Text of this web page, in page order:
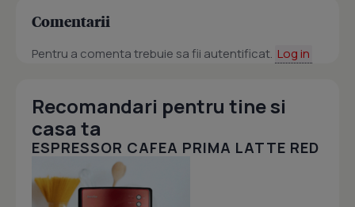
Comentarii
Pentru a comenta trebuie sa fii autentificat. Log in
Recomandari pentru tine si
casa ta
ESPRESSOR CAFEA PRIMA LATTE RED